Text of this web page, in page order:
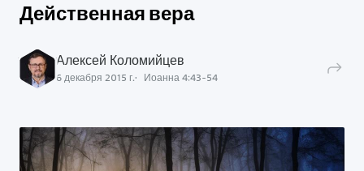
Действенная вера
Алексей Коломийцев
6 декабря 2015 г. Иоанна 4:43-54